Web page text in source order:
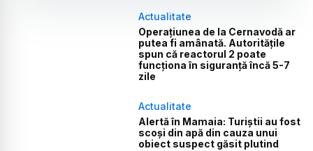
Actualitate
Operațiunea de la Cernavodă ar
putea fi amânată. Autoritățile
spun că reactorul 2 poate
funcționa în siguranță încă 5-7
zile
Actualitate
Alertă în Mamaia: Turiștii au fost
scoși din apă din cauza unui
obiect suspect găsit plutind